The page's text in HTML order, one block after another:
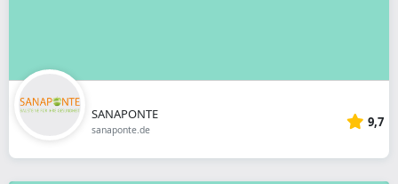
SANAPONTE
sanaponte.de 9,7